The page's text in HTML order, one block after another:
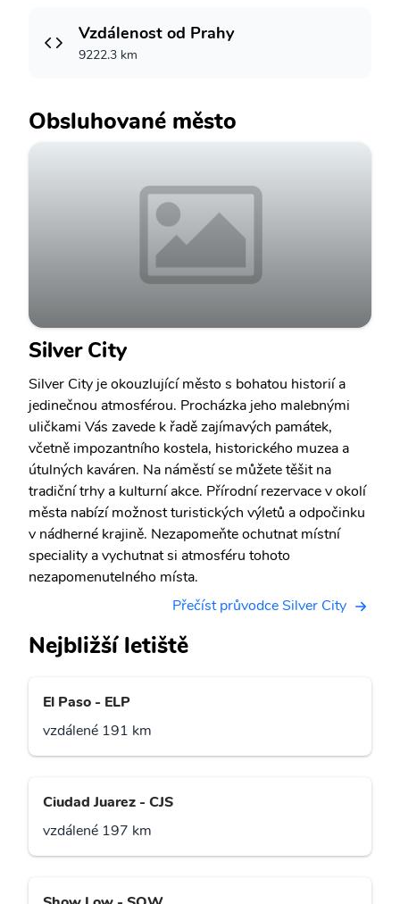
Vzdálenost od Prahy
9222.3 km
Obsluhované město
Silver City
Silver City je okouzlující město s bohatou historií a
jedinečnou atmosférou. Procházka jeho malebnými
uličkami Vás zavede k řadě zajímavých památek,
včetně impozantního kostela, historického muzea a
útulných kaváren. Na náměstí se můžete těšit na
tradiční trhy a kulturní akce. Přírodní rezervace v okolí
města nabízí možnost turistických výletů a odpočinku
v nádherné krajině. Nezapomeňte ochutnat místní
speciality a vychutnat si atmosféru tohoto
nezapomenutelného místa.
Přečíst průvodce Silver City
Nejbližší letiště
El Paso - ELP
vzdálené 191 km
Ciudad Juarez - CJS
vzdálené 197 km